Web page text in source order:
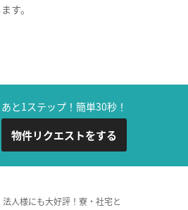
す。
あと1ステップ！簡単30秒！
物件リクエストをする
人様にも大好評！寮・社宅と